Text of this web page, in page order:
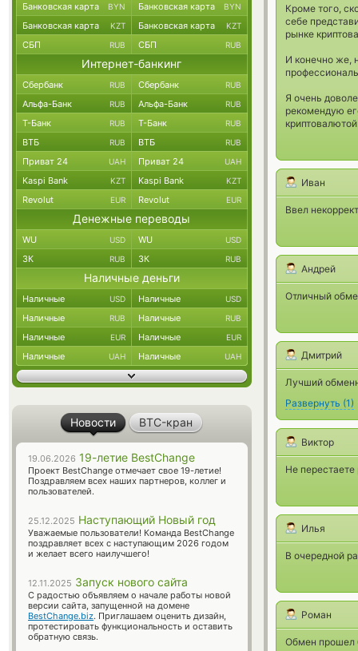
Кроме того,
себе
рынке
И конечно же,
Я очень
рекомендую
Иван
Ввел
Андрей
Отличный
Дмитрий
Лучший
Развернуть (1)
Виктор
Не перестаете
Илья
В очередной
Роман
Обмен прошел
Банковская карта BYN Банковская карта BYN
Банковская карта KZT Банковская карта KZT
СБП RUB СБП RUB
Интернет-банкинг
Сбербанк RUB Сбербанк RUB
Альфа-Банк RUB Альфа-Банк RUB
Т-Банк RUB Т-Банк RUB
ВТБ RUB ВТБ RUB
Приват 24 UAH Приват 24 UAH
Kaspi Bank KZT Kaspi Bank KZT
Revolut EUR Revolut EUR
Денежные переводы
WU USD WU USD
ЗК RUB ЗК RUB
Наличные деньги
Наличные USD Наличные USD
Наличные RUB Наличные RUB
Наличные EUR Наличные EUR
Наличные UAH Наличные UAH
Новости BTC-кран
19.06.2026 19-летие BestChange
Проект BestChange отмечает свое 19-летие!
Поздравляем всех наших партнеров, коллег и
пользователей.
25.12.2025 Наступающий Новый год
Уважаемые пользователи! Команда BestChange
поздравляет всех с наступающим 2026 годом
и желает всего наилучшего!
12.11.2025 Запуск нового сайта
С радостью объявляем о начале работы новой
версии сайта, запущенной на домене
BestChange.biz. Приглашаем оценить дизайн,
протестировать функциональность и оставить
обратную связь.